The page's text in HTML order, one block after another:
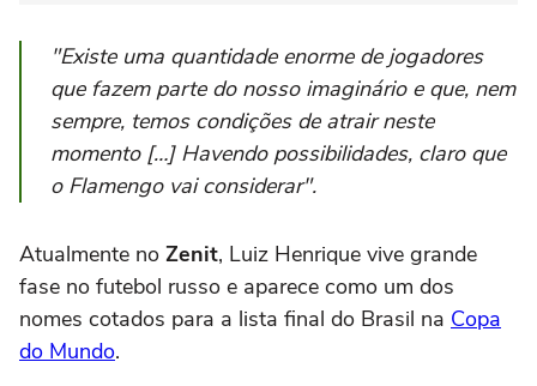
"Existe uma quantidade enorme de jogadores
que fazem parte do nosso imaginário e que, nem
sempre, temos condições de atrair neste
momento […] Havendo possibilidades, claro que
o Flamengo vai considerar".
Atualmente no Zenit, Luiz Henrique vive grande
fase no futebol russo e aparece como um dos
nomes cotados para a lista final do Brasil na Copa
do Mundo.